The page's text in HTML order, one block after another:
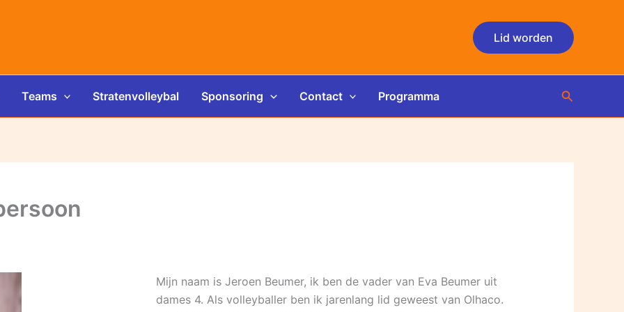
Lid worden
Teams Stratenvolleybal Sponsoring Contact Programma Zoeken
Mijn naam is Jeroen Beumer, ik ben de vader van Eva Beumer uit
dames 4. Als volleyballer ben ik jarenlang lid geweest van Olhaco.